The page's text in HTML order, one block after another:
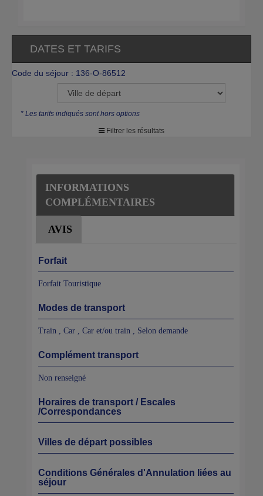
DATES ET TARIFS
Code du séjour : 136-O-86512
* Les tarifs indiqués sont hors options
Filtrer les résultats
INFORMATIONS
COMPLÉMENTAIRES
AVIS
Forfait
Forfait Touristique
Modes de transport
Train , Car , Car et/ou train , Selon demande
Complément transport
Non renseigné
Horaires de transport / Escales
/Correspondances
Villes de départ possibles
Conditions Générales d'Annulation liées au
séjour